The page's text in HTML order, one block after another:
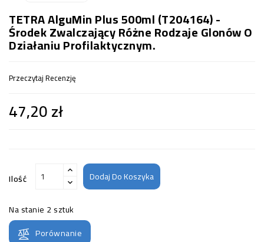
TETRA AlguMin Plus 500ml (T204164) -
Środek Zwalczający Różne Rodzaje Glonów O
Działaniu Profilaktycznym.
Przeczytaj Recenzję
47,20 zł
Ilość Dodaj Do Koszyka
Na stanie 2 sztuk
Porównanie